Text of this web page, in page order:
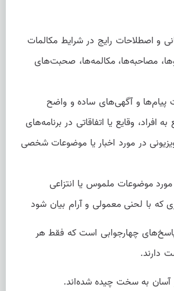
و اصطلاحات رایج در شرایط مکالمات
مصاحبه‌ها، مکالمه‌ها، صحبت‌های
پیام‌ها و آگهی‌های ساده و واضح
به افراد، وقایع یا اتفاقاتی در برنامه‌های
در مورد اخبار یا موضوعات شخصی
مورد موضوعات ملموس یا انتزاعی
که با لحنی معمولی و آرام بیان شود
چهارجوابی است که فقط هر
دارند.
آسان به سخت چیده شده‌اند.